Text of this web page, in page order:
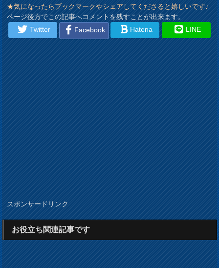
★気になったらブックマークやシェアしてくださると嬉しいです♪
ページ後方でこの記事へコメントを残すことが出来ます。
Twitter
Facebook Hatena LINE
スポンサードリンク
お役立ち関連記事です